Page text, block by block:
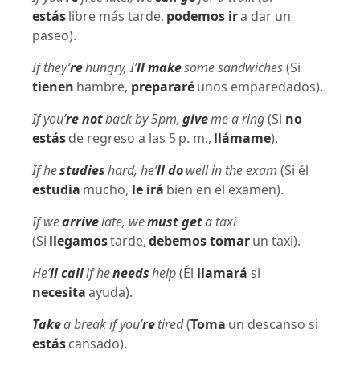
estáslibre más tarde, podemos ira dar un
paseo).
If they’rehungry, I’ll makesome sandwiches(Si
tienen hambre, prepararéunos emparedados).
If you’re notback by 5pm,giveme a ring(Si no
estásde regreso a las 5 p. m., llámame).
If hestudieshard, he’ll dowell in the exam (Si él
estudia mucho, le irá bien en el examen).
If wearrivelate, wemust geta taxi
(Si llegamostarde,debemos tomarun taxi).
He’ll callif heneedshelp(Él llamará si
necesitaayuda).
Takea break if you’retired(Toma un descanso si
estáscansado).